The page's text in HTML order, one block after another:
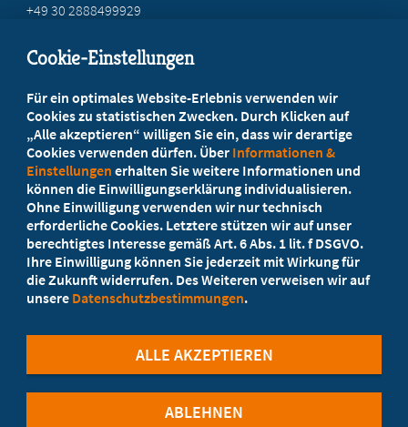
+49 30 2888499929
Ihr Landesverband berät Sie!
Ansprechpartner
Werden Sie jetzt Mitglied
5 Vorteile einer MB-Mitgliedschaft
Cookie-Einstellungen
Für ein optimales Website-Erlebnis verwenden wir
Cookies zu statistischen Zwecken. Durch Klicken auf
„Alle akzeptieren“ willigen Sie ein, dass wir derartige
Cookies verwenden dürfen. Über Informationen &
Einstellungen erhalten Sie weitere Informationen und
können die Einwilligungserklärung individualisieren.
Ohne Einwilligung verwenden wir nur technisch
erforderliche Cookies. Letztere stützen wir auf unser
berechtigtes Interesse gemäß Art. 6 Abs. 1 lit. f DSGVO.
Ihre Einwilligung können Sie jederzeit mit Wirkung für
die Zukunft widerrufen. Des Weiteren verweisen wir auf
unsere Datenschutzbestimmungen.
ABLEHNEN
ALLE AKZEPTIEREN